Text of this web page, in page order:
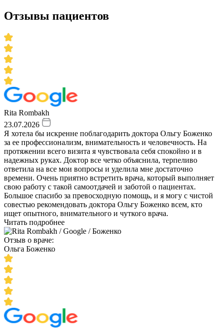
Отзывы пациентов
Rita Rombakh
23.07.2026
Я хотела бы искренне поблагодарить доктора Ольгу Боженко
за ее профессионализм, внимательность и человечность. На
протяжении всего визита я чувствовала себя спокойно и в
надежных руках. Доктор все четко объяснила, терпеливо
ответила на все мои вопросы и уделила мне достаточно
времени. Очень приятно встретить врача, который выполняет
свою работу с такой самоотдачей и заботой о пациентах.
Большое спасибо за превосходную помощь, и я могу с чистой
совестью рекомендовать доктора Ольгу Боженко всем, кто
ищет опытного, внимательного и чуткого врача.
Читать подробнее
Отзыв о враче:
Ольга Боженко